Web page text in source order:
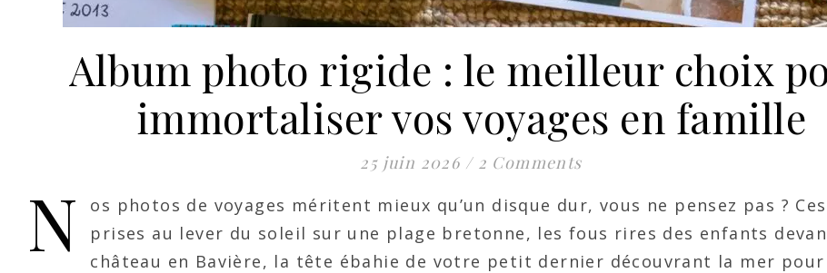
Album photo rigide : le meilleur choix
immortaliser vos voyages en famille
25 juin 2026 / 2 Comments
N
os photos de voyages méritent mieux qu’un disque dur, vous ne pensez pas ?
prises au lever du soleil sur une plage bretonne, les fous rires des enfants
château en Bavière, la tête ébahie de votre petit dernier découvrant la mer pour